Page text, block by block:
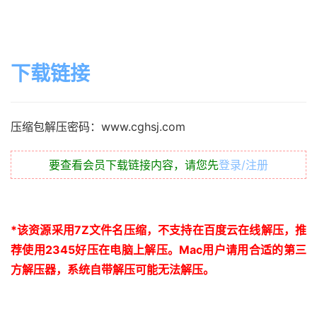
下载链接
压缩包解压密码：www.cghsj.com
要查看会员下载链接内容，请您先登录/注册
*该资源采用7Z文件名压缩，不支持在百度云在线解压，推
荐使用2345好压在电脑上解压。 Mac用户请用合适的第三
方解压器，系统自带解压可能无法解压。